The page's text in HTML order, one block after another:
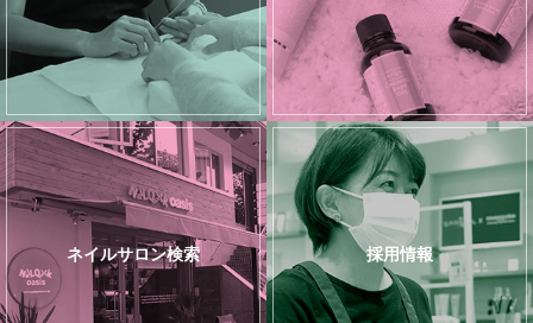
ネイルサロン検索 採用情報